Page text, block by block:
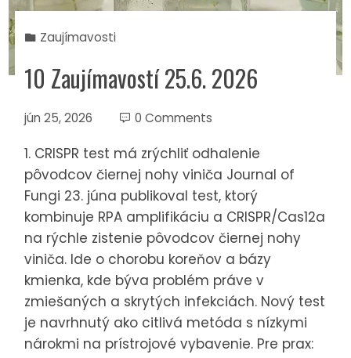
Zaujímavosti
10 Zaujímavostí 25.6. 2026
jún 25, 2026 0 Comments
1. CRISPR test má zrýchliť odhalenie
pôvodcov čiernej nohy viniča Journal of
Fungi 23. júna publikoval test, ktorý
kombinuje RPA amplifikáciu a CRISPR/Cas12a
na rýchle zistenie pôvodcov čiernej nohy
viniča. Ide o chorobu koreňov a bázy
kmienka, kde býva problém práve v
zmiešaných a skrytých infekciách. Nový test
je navrhnutý ako citlivá metóda s nízkymi
nárokmi na prístrojové vybavenie. Pre prax: